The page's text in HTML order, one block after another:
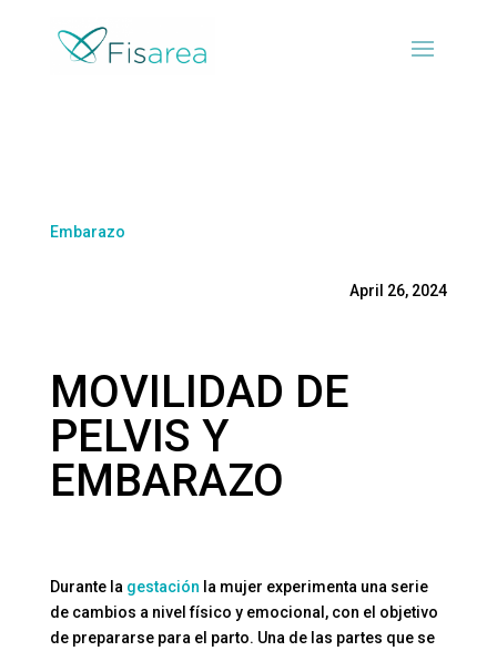
Embarazo
April 26, 2024
MOVILIDAD DE
PELVIS Y
EMBARAZO
Durante la gestación la mujer experimenta una serie
de cambios a nivel físico y emocional, con el objetivo
de prepararse para el parto. Una de las partes que se